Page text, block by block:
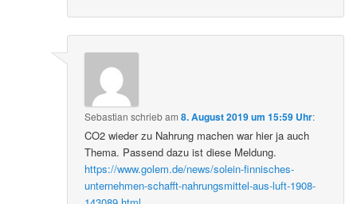
Sebastian schriebam8. August 2019 um 15:59 Uhr:
CO2 wieder zu Nahrung machen war hier ja auch
Thema. Passend dazu ist diese Meldung.
https://www.golem.de/news/solein-finnisches-
unternehmen-schafft-nahrungsmittel-aus-luft-1908-